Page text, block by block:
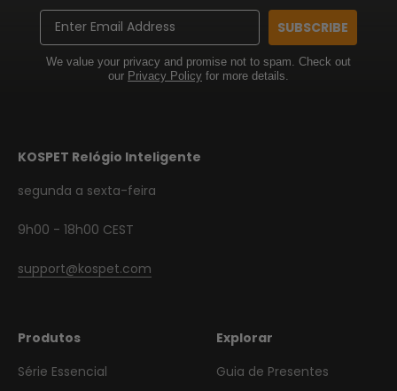
Email
SUBSCRIBE
We value your privacy and promise not to spam. Check out
our Privacy Policy for more details.
KOSPET Relógio Inteligente
segunda a sexta-feira
9h00 - 18h00 CEST
support@kospet.com
Produtos
Série Essencial
Explorar
Guia de Presentes